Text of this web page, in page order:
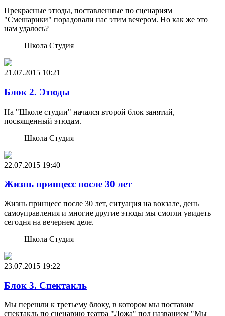
Прекрасные этюды, поставленные по сценариям
"Смешарики" порадовали нас этим вечером. Но как же это
нам удалось?
Школа Студия
21.07.2015 10:21
Блок 2. Этюды
На "Школе студии" начался второй блок занятий,
посвященный этюдам.
Школа Студия
22.07.2015 19:40
Жизнь принцесс после 30 лет
Жизнь принцесс после 30 лет, ситуация на вокзале, день
самоуправления и многие другие этюды мы смогли увидеть
сегодня на вечернем деле.
Школа Студия
23.07.2015 19:22
Блок 3. Спектакль
Мы перешли к третьему блоку, в котором мы поставим
спектакль по сценарию театра "Ложа" под названием "Мы